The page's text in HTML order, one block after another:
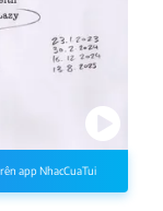
app NhacCuaTui